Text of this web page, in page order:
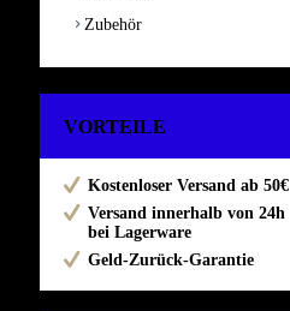
Zubehör
VORTEILE
Kostenloser Versand ab 50€
Versand innerhalb von 24h
bei Lagerware
Geld-Zurück-Garantie